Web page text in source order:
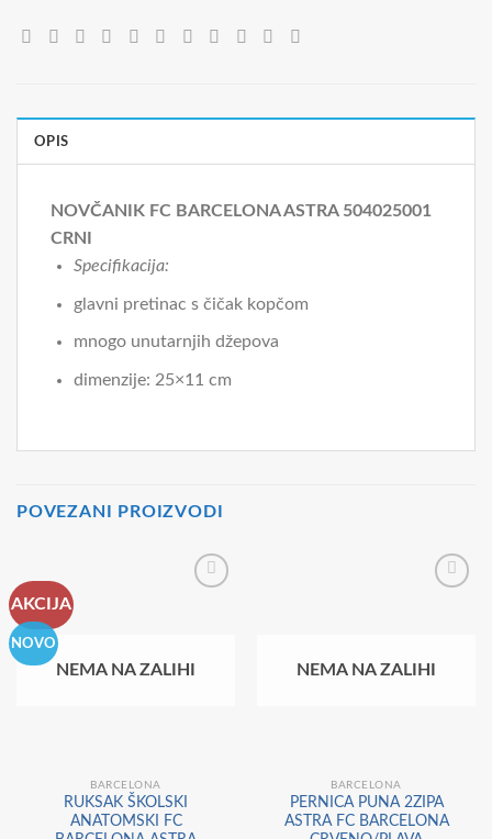
OPIS
NOVČANIK FC BARCELONA ASTRA 504025001
CRNI
Specifikacija:
glavni pretinac s čičak kopčom
mnogo unutarnjih džepova
dimenzije: 25×11 cm
POVEZANI PROIZVODI
AKCIJA
NOVO
NEMA NA ZALIHI
BARCELONA
RUKSAK ŠKOLSKI
ANATOMSKI FC
NEMA NA ZALIHI
BARCELONA
PERNICA PUNA 2ZIPA
ASTRA FC BARCELONA